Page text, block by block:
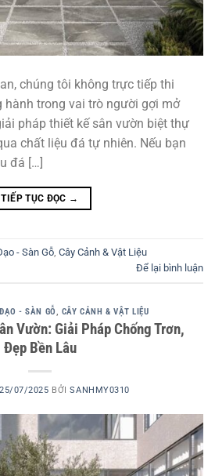
chúng tôi không trực tiếp thi
trong vai trò người gợi mở
pháp thiết kế sân vườn biệt thự
chất liệu đá tự nhiên. Nếu bạn
đá […]
TIẾP TỤC ĐỌC →
- Sàn Gỗ Cây Cảnh & Vật Liệu
Để lại bình luận
- SÀN GỖ CÂY CẢNH & VẬT LIỆU
Vườn: Giải Pháp Chống Trơn,
Đẹp Bền Lâu
25/07/2025 BỞISANHMY0310